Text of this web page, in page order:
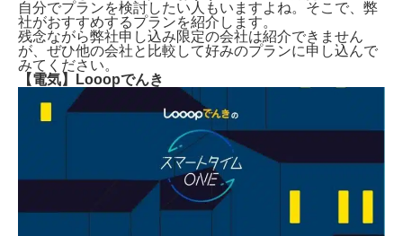
自分でプランを検討したい人もいますよね。そこで、弊
社がおすすめするプランを紹介します。
残念ながら弊社申し込み限定の会社は紹介できません
が、ぜひ他の会社と比較して好みのプランに申し込んで
みてください。
【電気】Looopでんき